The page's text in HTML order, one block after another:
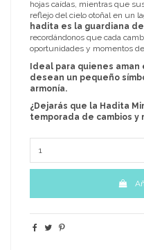
hojas caídas, mientras que
reflejo del cielo otoñal en un
hadita es la guardiana
recordándonos que cada
oportunidades y momentos
Ideal para quienes aman
desean un pequeño
armonía.
¿Dejarás que la Hadita
temporada de cambios y